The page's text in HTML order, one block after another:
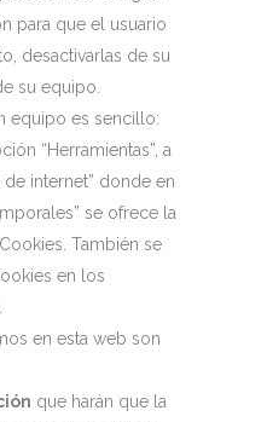
para que el usuario
desactivarlas de su
su equipo.
equipo es sencillo:
“Herramientas”, a
internet” donde en
se ofrece la
También se
en los
en esta web son
que harán que la